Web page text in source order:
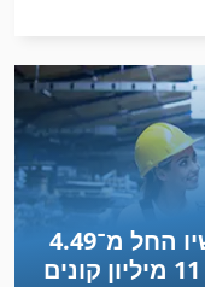
Case Ih 3594
Case Ih 4230
Case Ih 4240
Case Ih 4420
11 מיליון קונים